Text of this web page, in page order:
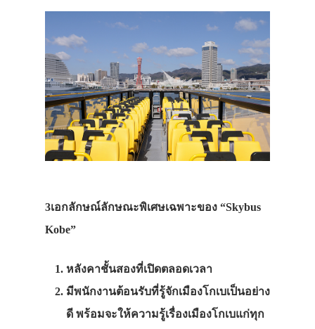
3เอกลักษณ์ลักษณะพิเศษเฉพาะของ “Skybus
Kobe”
หลังคาชั้นสองที่เปิดตลอดเวลา
มีพนักงานต้อนรับที่รู้จักเมืองโกเบเป็นอย่าง
ดี พร้อมจะให้ความรู้เรื่องเมืองโกเบแก่ทุก